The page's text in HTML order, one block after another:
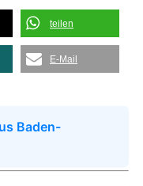
teilen
E-Mail
Baden-